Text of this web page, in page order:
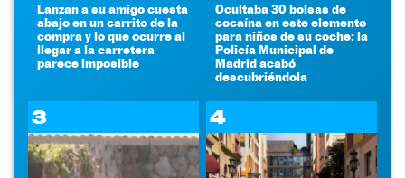
Lanzan a su amigo cuesta
abajo en un carrito de la
compra y lo que ocurre al
llegar a la carretera
parece imposible
Ocultaba 30 bolsas de
cocaína en este elemento
para niños de su coche: la
Policía Municipal de
Madrid acabó
descubriéndola
3 4